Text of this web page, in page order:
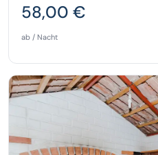
58,00 €
ab / Nacht